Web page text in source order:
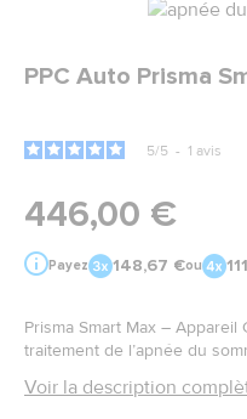
PPC Auto Prisma
5/5 - 1 avis
446,00 €
Payez 148,67 €ou
Prisma Smart Max – Appareil
traitement de l’apnée du
Voir la description